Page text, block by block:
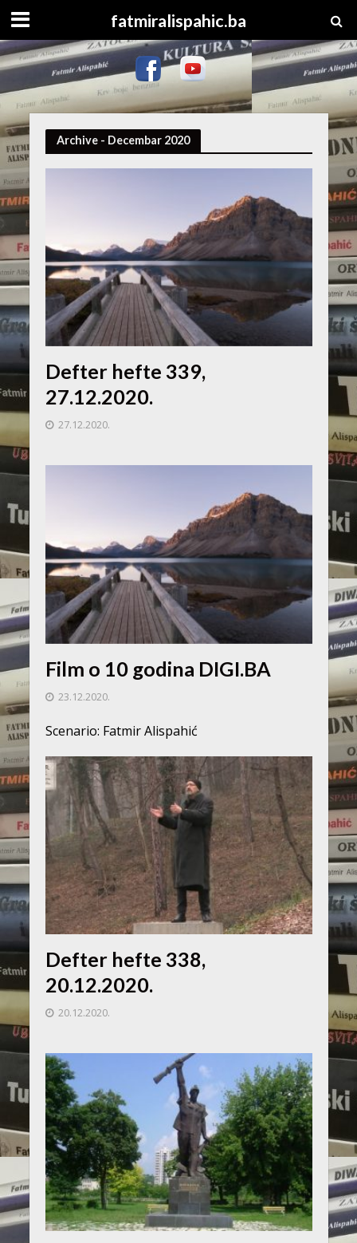
fatmiralispahic.ba
Archive - Decembar 2020
Defter hefte 339,
27.12.2020.
27.12.2020.
Film o 10 godina DIGI.BA
23.12.2020.
Scenario: Fatmir Alispahić
Defter hefte 338,
20.12.2020.
20.12.2020.